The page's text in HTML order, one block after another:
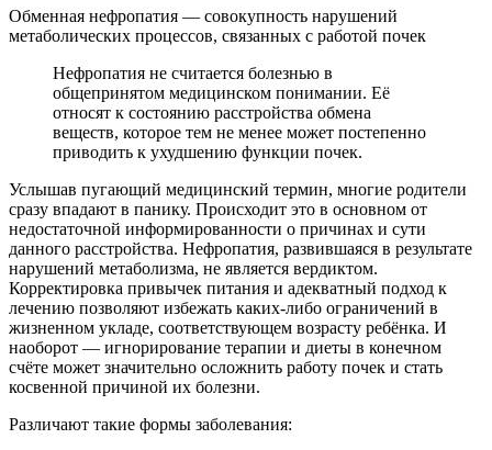
Обменная нефропатия — совокупность нарушений
метаболических процессов, связанных с работой почек
Нефропатия не считается болезнью в
общепринятом медицинском понимании. Её
относят к состоянию расстройства обмена
веществ, которое тем не менее может постепенно
приводить к ухудшению функции почек.
Услышав пугающий медицинский термин, многие родители
сразу впадают в панику. Происходит это в основном от
недостаточной информированности о причинах и сути
данного расстройства. Нефропатия, развившаяся в результате
нарушений метаболизма, не является вердиктом.
Корректировка привычек питания и адекватный подход к
лечению позволяют избежать каких-либо ограничений в
жизненном укладе, соответствующем возрасту ребёнка. И
наоборот — игнорирование терапии и диеты в конечном
счёте может значительно осложнить работу почек и стать
косвенной причиной их болезни.
Различают такие формы заболевания: